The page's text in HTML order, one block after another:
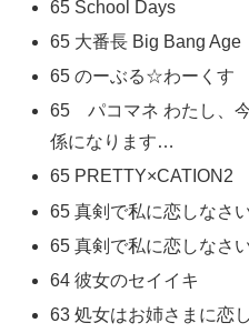
65 School Days
65 大番長 Big Bang Age
65 のーぶる☆わーくす
65 パコマネ わたし、
係になります…
65 PRETTY×CATION2
65 真剣で私に恋しなさ
65 真剣で私に恋しなさ
64 彼女のセイイキ
63 処女はお姉さまに恋